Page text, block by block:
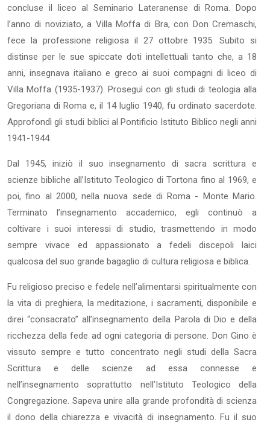
concluse il liceo al Seminario Lateranense di Roma. Dopo
l’anno di noviziato, a Villa Moffa di Bra, con Don Cremaschi,
fece la professione religiosa il 27 ottobre 1935. Subito si
distinse per le sue spiccate doti intellettuali tanto che, a 18
anni, insegnava italiano e greco ai suoi compagni di liceo di
Villa Moffa (1935-1937). Proseguì con gli studi di teologia alla
Gregoriana di Roma e, il 14 luglio 1940, fu ordinato sacerdote.
Approfondì gli studi biblici al Pontificio Istituto Biblico negli anni
1941-1944.
Dal 1945, iniziò il suo insegnamento di sacra scrittura e
scienze bibliche all’Istituto Teologico di Tortona fino al 1969, e
poi, fino al 2000, nella nuova sede di Roma - Monte Mario.
Terminato l’insegnamento accademico, egli continuò a
coltivare i suoi interessi di studio, trasmettendo in modo
sempre vivace ed appassionato a fedeli discepoli laici
qualcosa del suo grande bagaglio di cultura religiosa e biblica.
Fu religioso preciso e fedele nell’alimentarsi spiritualmente con
la vita di preghiera, la meditazione, i sacramenti, disponibile e
direi “consacrato” all’insegnamento della Parola di Dio e della
ricchezza della fede ad ogni categoria di persone. Don Gino è
vissuto sempre e tutto concentrato negli studi della Sacra
Scrittura e delle scienze ad essa connesse e
nell’insegnamento soprattutto nell’Istituto Teologico della
Congregazione. Sapeva unire alla grande profondità di scienza
il dono della chiarezza e vivacità di insegnamento. Fu il suo